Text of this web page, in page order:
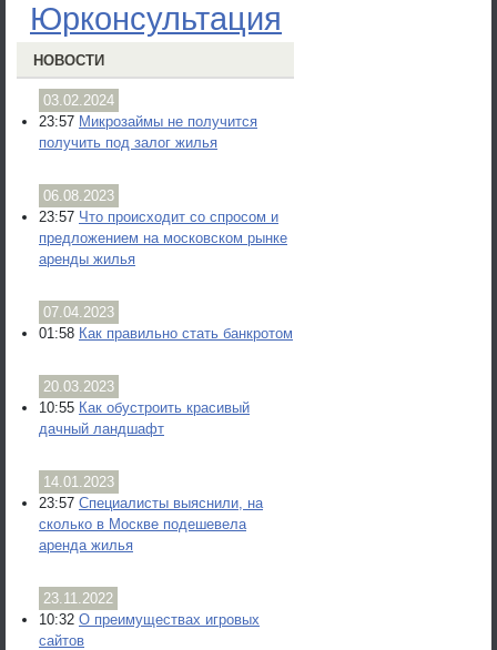
Юрконсультация
НОВОСТИ
03.02.2024
23:57 Микрозаймы не получится
получить под залог жилья
06.08.2023
23:57 Что происходит со спросом и
предложением на московском рынке
аренды жилья
07.04.2023
01:58 Как правильно стать банкротом
20.03.2023
10:55 Как обустроить красивый
дачный ландшафт
14.01.2023
23:57 Специалисты выяснили, на
сколько в Москве подешевела
аренда жилья
23.11.2022
10:32 О преимуществах игровых
сайтов